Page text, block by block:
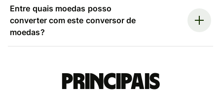
Entre quais moedas posso
converter com este conversor de
moedas?
Principais